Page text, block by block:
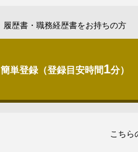
履歴書・職務経歴書をお持ちの方
簡単登録（登録目安時間1分）
こちら